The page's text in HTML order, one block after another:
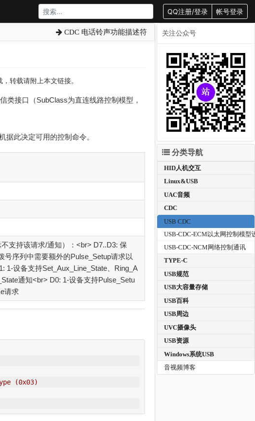
QQ注册/登录 帐号登录
CDC 电话铃声功能描述符
转载请附上本文链接。
类接口（SubClass为直连线路控制模型，
据此决定可用的控制命令。
支持该请求/通知）：<br> D7..D3: 保
号序列中需要额外的Pulse_Setup请求以
1-设备支持Set_Aux_Line_State、Ring_A
通知<br> D0: 1-设备支持Pulse_Setu
请求
(0x03)
关注公众号
分类导航
HID人机交互
Linux&USB
UAC音频
CDC
USB CDC
USB-CDC-ECM以太网控制模型
USB-CDC-NCM网络控制通讯
TYPE-C
USB规范
USB大容量存储
USB百科
USB周边
UVC摄像头
USB资源
Windows系统USB
音视频博客